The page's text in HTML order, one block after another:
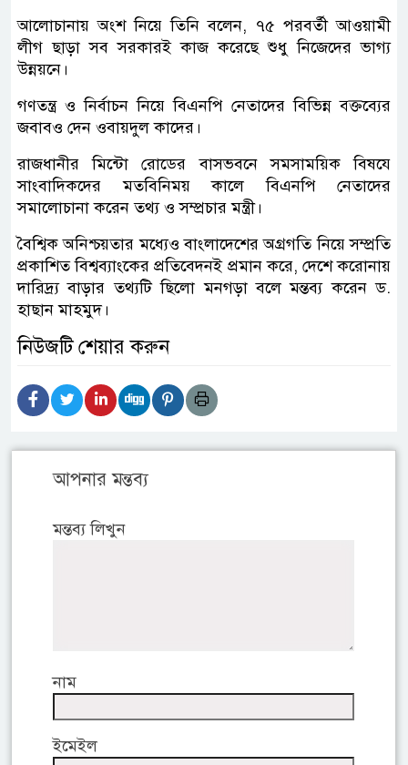
আলোচানায় অংশ নিয়ে তিনি বলেন, ৭৫ পরবর্তী আওয়ামী
লীগ ছাড়া সব সরকারই কাজ করেছে শুধু নিজেদের ভাগ্য
উন্নয়নে।
গণতন্ত্র ও নির্বাচন নিয়ে বিএনপি নেতাদের বিভিন্ন ব্ক্তব্যের
জবাবও দেন ওবায়দুল কাদের।
রাজধানীর মিন্টো রোডের বাসভবনে সমসাময়িক বিষযে
সাংবাদিকদের মতবিনিময় কালে বিএনপি নেতাদের
সমালোচানা করেন তথ্য ও সম্প্রচার মন্ত্রী।
বৈশ্বিক অনিশ্চয়তার মধ্যেও বাংলাদেশের অগ্রগতি নিয়ে সম্প্রতি
প্রকাশিত বিশ্বব্যাংকের প্রতিবেদনই প্রমান করে, দেশে করোনায়
দারিদ্র্য বাড়ার তথ্যটি ছিলো মনগড়া বলে মন্তব্য করেন ড.
হাছান মাহমুদ।
নিউজটি শেয়ার করুন
আপনার মন্তব্য
মন্তব্য লিখুন
নাম
ইমেইল